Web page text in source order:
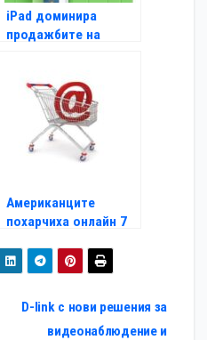
iPad доминира
продажбите на
Американците
похарчиха онлайн 7
D-link с нови решения за
видеонаблюдение и